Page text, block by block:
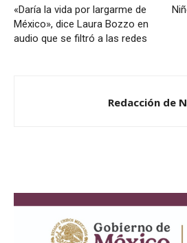
«Daría la vida por largarme de
México», dice Laura Bozzo en
audio que se filtró a las redes
Redacción de